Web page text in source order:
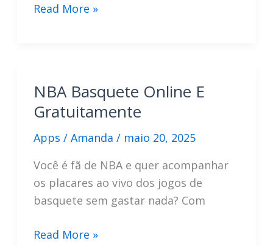
Assistir
Completo
Read More »
NBA Basquete Online E
Gratuitamente
Apps / Amanda / maio 20, 2025
Você é fã de NBA e quer acompanhar
os placares ao vivo dos jogos de
basquete sem gastar nada? Com
NBA
Read More »